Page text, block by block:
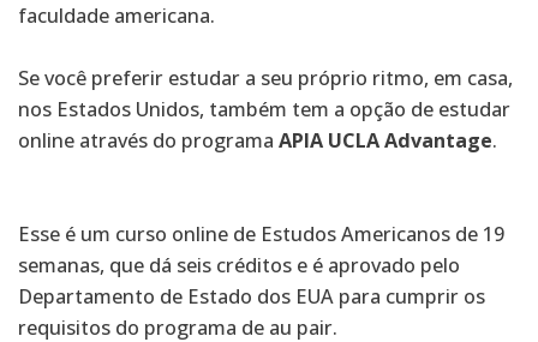
faculdade americana.
Se você preferir estudar a seu próprio ritmo, em casa,
nos Estados Unidos, também tem a opção de estudar
online através do programa APIA UCLA Advantage.
Esse é um curso online de Estudos Americanos de 19
semanas, que dá seis créditos e é aprovado pelo
Departamento de Estado dos EUA para cumprir os
requisitos do programa de au pair.